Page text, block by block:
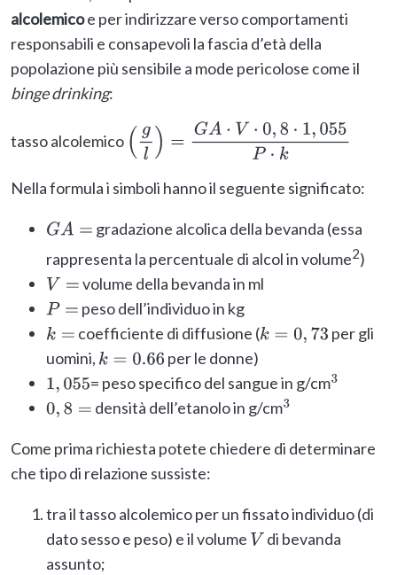
alcolemicoe per indirizzare verso comportamenti
responsabili e consapevoli la fascia d’età della
popolazione più sensibile a mode pericolose come il
binge drinking:
tasso alcolemico (gl)= G A⋅ V⋅0,8⋅1,055P⋅k
Nella formula i simboli hanno il seguente significato:
GA=
gradazione alcolica della bevanda (essa
rappresenta la percentuale di alcol in volume2)
V=
volume della bevanda in ml
P=
peso dell’individuo in kg
k= coefficiente di diffusione (k=0, 73
per gli
uomini, k=0.66
per le donne)
1,055 = peso specifico del sangue in g/cm3
0,8= densità dell’etanolo in g/cm3
Come prima richiesta potete chiedere di determinare
che tipo di relazione sussiste:
tra il tasso alcolemico per un fissato individuo (di
dato sesso e peso) e il volume Vdi bevanda
assunto;